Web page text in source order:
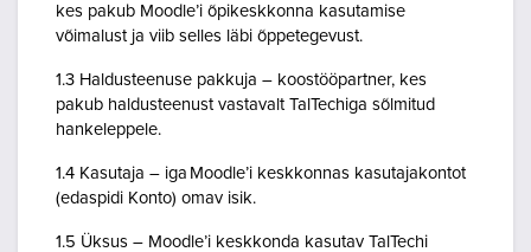
kes pakub Moodle’i õpikeskkonna kasutamise
võimalust ja viib selles läbi õppetegevust.
1.3 Haldusteenuse pakkuja – koostööpartner, kes
pakub haldusteenust vastavalt TalTechiga sõlmitud
hankeleppele.
1.4 Kasutaja – iga Moodle’i keskkonnas kasutajakontot
(edaspidi Konto) omav isik.
1.5 Üksus – Moodle’i keskkonda kasutav TalTechi